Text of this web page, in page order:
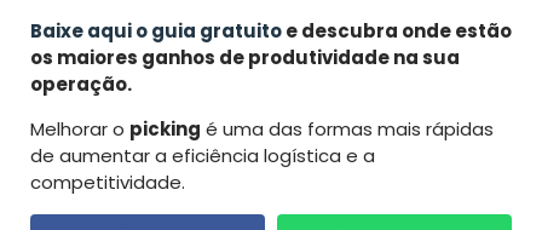
Baixe aqui o guia gratuitoe descubra onde estão
os maiores ganhos de produtividade na sua
operação.
Melhorar o picking é uma das formas mais rápidas
de aumentar a eficiência logística e a
competitividade.